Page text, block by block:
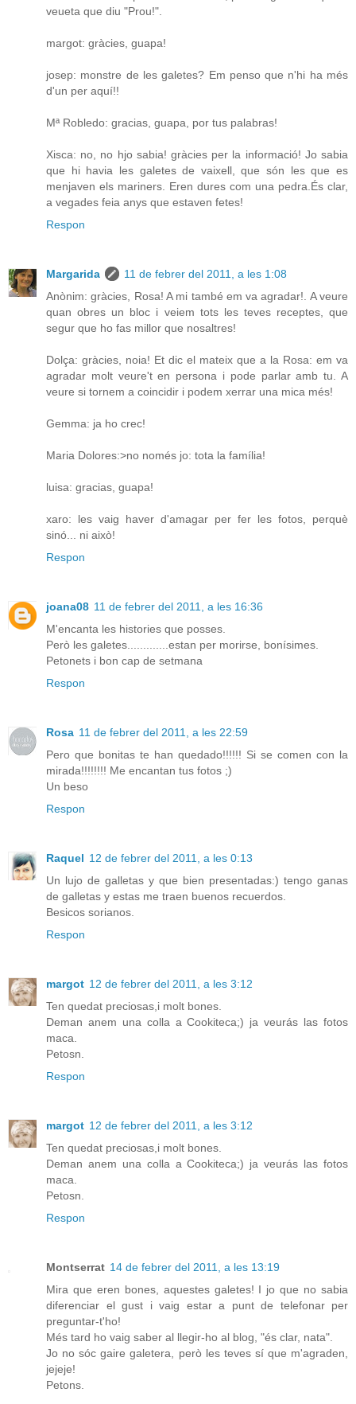
veueta que diu "Prou!".
margot: gràcies, guapa!
josep: monstre de les galetes? Em penso que n'hi ha més
d'un per aquí!!
Mª Robledo: gracias, guapa, por tus palabras!
Xisca: no, no hjo sabia! gràcies per la informació! Jo sabia
que hi havia les galetes de vaixell, que són les que es
menjaven els mariners. Eren dures com una pedra.És clar,
a vegades feia anys que estaven fetes!
Respon
Margarida
11 de febrer del 2011, a les 1:08
Anònim: gràcies, Rosa! A mi també em va agradar!. A veure
quan obres un bloc i veiem tots les teves receptes, que
segur que ho fas millor que nosaltres!
Dolça: gràcies, noia! Et dic el mateix que a la Rosa: em va
agradar molt veure't en persona i pode parlar amb tu. A
veure si tornem a coincidir i podem xerrar una mica més!
Gemma: ja ho crec!
Maria Dolores:>no només jo: tota la família!
luisa: gracias, guapa!
xaro: les vaig haver d'amagar per fer les fotos, perquè
sinó... ni això!
Respon
joana08 11 de febrer del 2011, a les 16:36
M'encanta les histories que posses.
Però les galetes.............estan per morirse, bonísimes.
Petonets i bon cap de setmana
Respon
Rosa 11 de febrer del 2011, a les 22:59
Pero que bonitas te han quedado!!!!!! Si se comen con la
mirada!!!!!!!! Me encantan tus fotos ;)
Un beso
Respon
Raquel 12 de febrer del 2011, a les 0:13
Un lujo de galletas y que bien presentadas:) tengo ganas
de galletas y estas me traen buenos recuerdos.
Besicos sorianos.
Respon
margot 12 de febrer del 2011, a les 3:12
Ten quedat preciosas,i molt bones.
Deman anem una colla a Cookiteca;) ja veurás las fotos
maca.
Petosn.
Respon
margot 12 de febrer del 2011, a les 3:12
Ten quedat preciosas,i molt bones.
Deman anem una colla a Cookiteca;) ja veurás las fotos
maca.
Petosn.
Respon
Montserrat 14 de febrer del 2011, a les 13:19
Mira que eren bones, aquestes galetes! I jo que no sabia
diferenciar el gust i vaig estar a punt de telefonar per
preguntar-t'ho!
Més tard ho vaig saber al llegir-ho al blog, "és clar, nata".
Jo no sóc gaire galetera, però les teves sí que m'agraden,
jejeje!
Petons.